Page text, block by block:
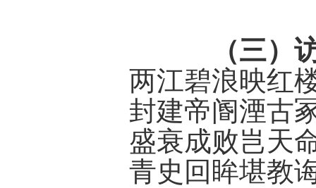
（三）
两江碧浪映红
封建帝阍湮古
盛衰成败岂天
青史回眸堪教